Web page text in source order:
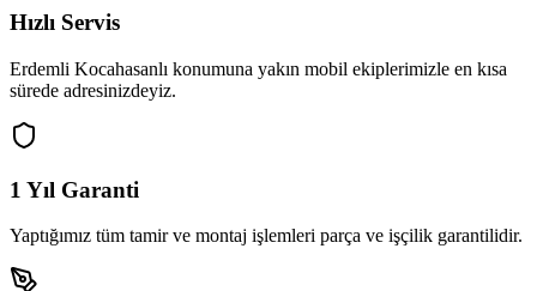
Hızlı Servis
Erdemli Kocahasanlı konumuna yakın mobil ekiplerimizle en kısa
sürede adresinizdeyiz.
1 Yıl Garanti
Yaptığımız tüm tamir ve montaj işlemleri parça ve işçilik garantilidir.